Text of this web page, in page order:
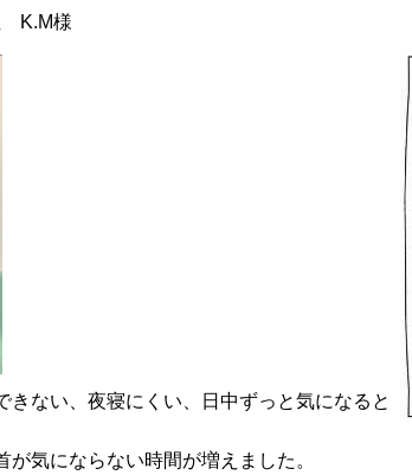
K.M様
きない、夜寝にくい、日中ずっと気になると
気にならない時間が増えました。